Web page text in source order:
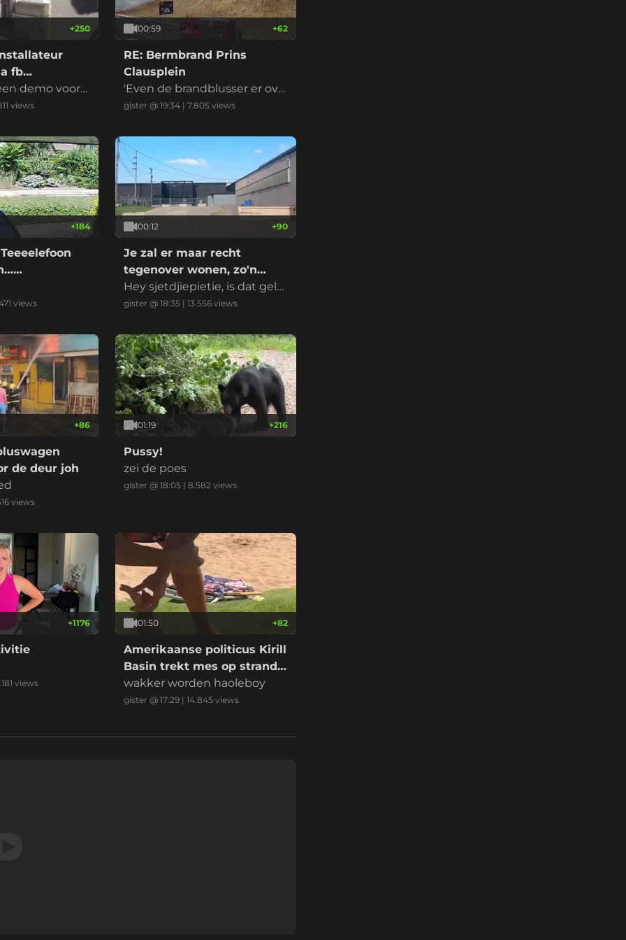
+250
fb
demo voord
views
00:59 +62
RE: Bermbrand Prins
Clausplein
'Even de brandblusser er ove
r en het is geblust' riep iema
gister @ 19:34 |7.805 views
+184
views
00:12 +90
Je zal er maar recht
tegenover wonen, zo'n
datacenter
Hey sjetdjiepietie, is dat gelui
d normaal?
gister @ 18:35 |13.556 views
+86
de deur joh
views
01:19 +216
Pussy!
zei de poes
gister @ 18:05 |8.582 views
+1176
views
01:50 +82
Amerikaanse politicus Kirill
Basin trekt mes op strand
Hawaii
wakker worden haoleboy
gister @ 17:29 |14.845 views